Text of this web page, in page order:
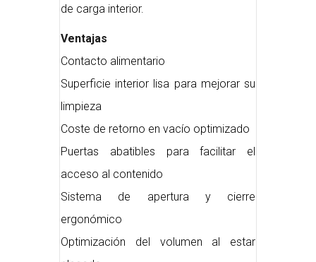
de carga interior.
Ventajas
Contacto alimentario
Superficie interior lisa para mejorar su
limpieza
Coste de retorno en vacío optimizado
Puertas abatibles para facilitar el
acceso al contenido
Sistema de apertura y cierre
ergonómico
Optimización del volumen al estar